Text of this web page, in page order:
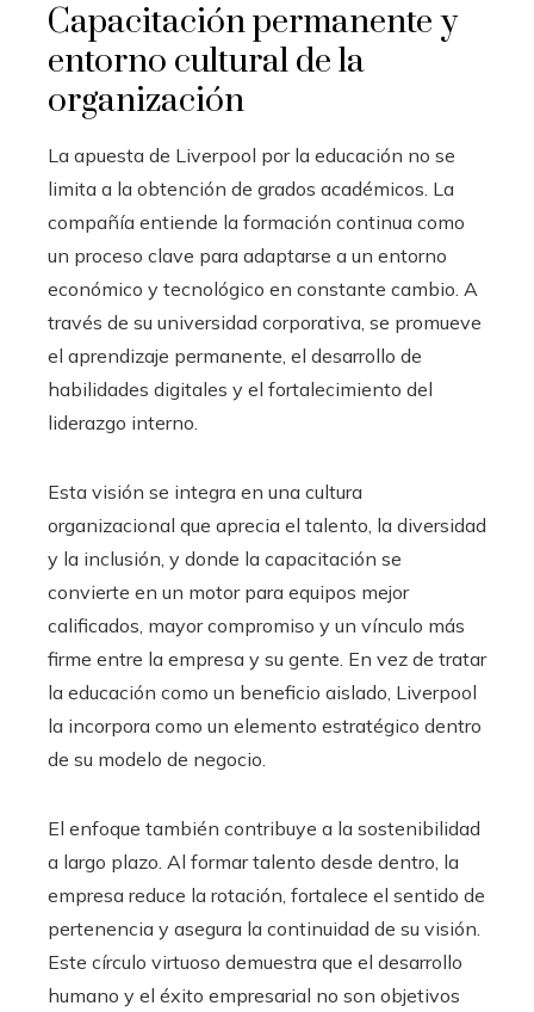
Capacitación permanente y
entorno cultural de la
organización
La apuesta de Liverpool por la educación no se
limita a la obtención de grados académicos. La
compañía entiende la formación continua como
un proceso clave para adaptarse a un entorno
económico y tecnológico en constante cambio. A
través de su universidad corporativa, se promueve
el aprendizaje permanente, el desarrollo de
habilidades digitales y el fortalecimiento del
liderazgo interno.
Esta visión se integra en una cultura
organizacional que aprecia el talento, la diversidad
y la inclusión, y donde la capacitación se
convierte en un motor para equipos mejor
calificados, mayor compromiso y un vínculo más
firme entre la empresa y su gente. En vez de tratar
la educación como un beneficio aislado, Liverpool
la incorpora como un elemento estratégico dentro
de su modelo de negocio.
El enfoque también contribuye a la sostenibilidad
a largo plazo. Al formar talento desde dentro, la
empresa reduce la rotación, fortalece el sentido de
pertenencia y asegura la continuidad de su visión.
Este círculo virtuoso demuestra que el desarrollo
humano y el éxito empresarial no son objetivos